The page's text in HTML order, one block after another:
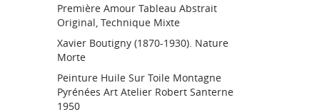
Première Amour Tableau Abstrait
Original, Technique Mixte
Xavier Boutigny (1870-1930). Nature
Morte
Peinture Huile Sur Toile Montagne
Pyrénées Art Atelier Robert Santerne
1950